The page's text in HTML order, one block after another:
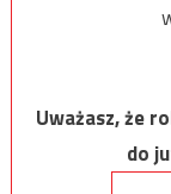
Uważasz, że
do